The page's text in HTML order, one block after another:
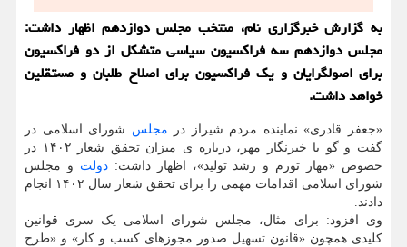
به گزارش خبرگزاری نام، منتخب مجلس دوازدهم اظهار داشت:
مجلس دوازدهم سه فراکسیون سیاسی متشکل از دو فراکسیون
برای اصولگرایان و یک فراکسیون برای اصلاح طلبان و مستقلین
خواهد داشت.
«جعفر قادری» نماینده مردم شیراز در مجلس شورای اسلامی در
گفت و گو با خبرنگار مهر، درباره ی میزان تحقق شعار ۱۴۰۲ در
خصوص «مهار تورم و رشد تولید»، اظهار داشت:دولت و مجلس
شورای اسلامی اقدامات مهمی را برای تحقق شعار سال ۱۴۰۲ انجام
دادند.
وی افزود: برای مثال، مجلس شورای اسلامی یک سری قوانین
کلیدی همچون «قانون تسهیل صدور مجوزهای کسب و کار» و «طرح